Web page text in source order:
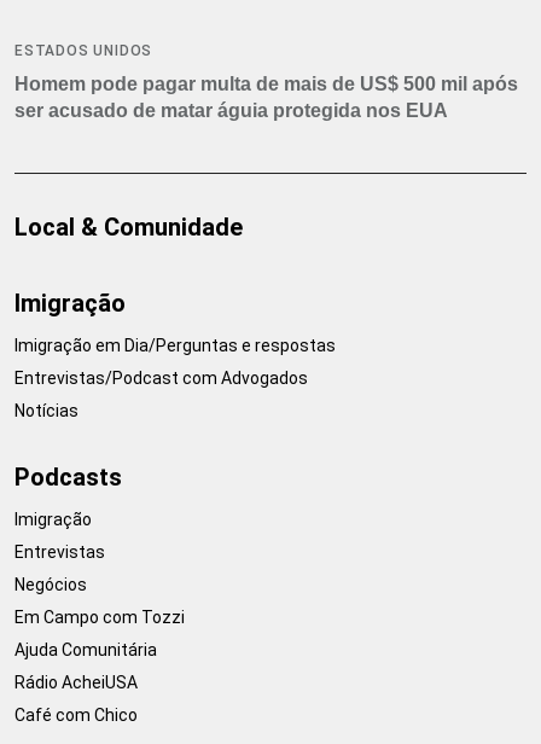
ESTADOS UNIDOS
Homem pode pagar multa de mais de US$ 500 mil após
ser acusado de matar águia protegida nos EUA
Local & Comunidade
Imigração
Imigração em Dia/Perguntas e respostas
Entrevistas/Podcast com Advogados
Notícias
Podcasts
Imigração
Entrevistas
Negócios
Em Campo com Tozzi
Ajuda Comunitária
Rádio AcheiUSA
Café com Chico